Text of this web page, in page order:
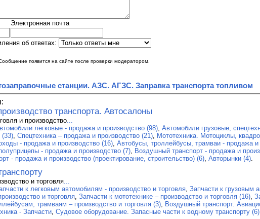
Электронная почта
об ответах:
появится на сайте после проверки модератором.
станции. АЗС. АГЗС. Заправка транспорта топливом
транспорта. Автосалоны
и производство...
легковые - продажа и производство (98), Автомобили грузовые,
(33), Спецтехника – продажа и производство (21), Мототехника. Мотоциклы,
- продажа и производство (16), Автобусы, троллейбусы, трамваи - продажа и
- продажа и производство (7), Воздушный транспорт - продажа и
- продажа и производство (проектирование, строительство) (6), Авторынки (4).
и торговля...
к легковым автомобилям - производство и торговля, Запчасти к грузовым
и торговля, Запчасти к мототехнике – производство и торговля (16),
трамваям – производство и торговля (3), Воздушный транспорт.
- Запчасти, Судовое оборудование. Запасные части к водному транспорту (6)